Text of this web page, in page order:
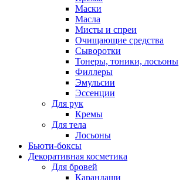
Маски
Масла
Мисты и спреи
Очищающие средства
Сыворотки
Тонеры, тоники, лосьоны
Филлеры
Эмульсии
Эссенции
Для рук
Кремы
Для тела
Лосьоны
Бьюти-боксы
Декоративная косметика
Для бровей
Карандаши